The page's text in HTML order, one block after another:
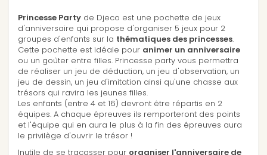
Princesse Party de Djeco est une pochette de jeux
d'anniversaire qui propose d'organiser 5 jeux pour 2
groupes d'enfants sur la thématiques des princesses.
Cette pochette est idéale pour animer un anniversaire
ou un goûter entre filles. Princesse party vous permettra
de réaliser un jeu de déduction, un jeu d'observation, un
jeu de dessin, un jeu d'imitation ainsi qu'une chasse aux
trésors qui ravira les jeunes filles.
Les enfants (entre 4 et 16) devront être répartis en 2
équipes. A chaque épreuves ils remporteront des points
et l'équipe qui en aura le plus à la fin des épreuves aura
le privilège d'ouvrir le trésor !
Inutile de se tracasser pour organiser l'anniversaire de